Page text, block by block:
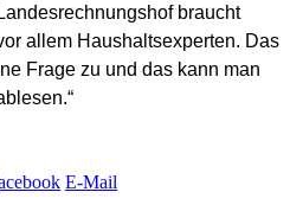
braucht
allem Haushaltsexperten. Das
Frage zu und das kann man
E-Mail